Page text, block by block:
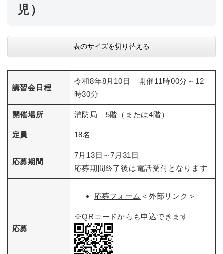
児）
表のサイズを切り替える
講習会日程
令和8年8月10日 開催11時00分～12
時30分
開催場所 消防局 5階（または4階）
定員 18名
応募期間
7月13日～7月31日
応募期間終了後は電話受付となります
応募
応募フォーム ＜外部リンク＞
※QRコードからも申込できます